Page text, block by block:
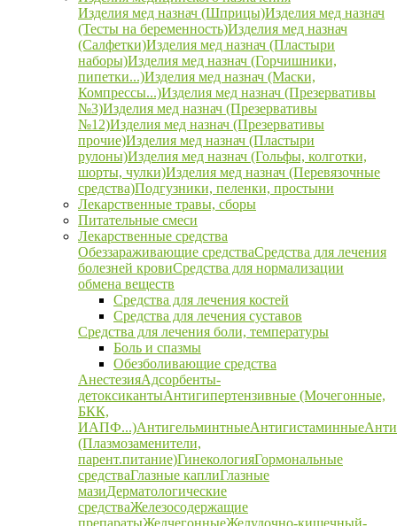
Изделия мед назнач (Шприцы)Изделия мед назнач
(Тесты на беременность)Изделия мед назнач
(Салфетки)Изделия мед назнач (Пластыри
наборы)Изделия мед назнач (Горчишники,
пипетки...)Изделия мед назнач (Маски,
Компрессы...)Изделия мед назнач (Презервативы
№3)Изделия мед назнач (Презервативы
№12)Изделия мед назнач (Презервативы
прочие)Изделия мед назнач (Пластыри
рулоны)Изделия мед назнач (Гольфы, колготки,
шорты, чулки)Изделия мед назнач (Перевязочные
средства)Подгузники, пеленки, простыни
Лекарственные травы, сборы
Питательные смеси
Лекарственные средства
Обеззараживающие средстваСредства для лечения
болезней кровиСредства для нормализации
обмена веществ
Средства для лечения костей
Средства для лечения суставов
Средства для лечения боли, температуры
Боль и спазмы
Обезболивающие средства
АнестезияАдсорбенты-
детоксикантыАнтигипертензивные (Мочегонные,
БКК,
ИАПФ...)АнтигельминтныеАнтигистаминные
(Плазмозаменители,
парент.питание)ГинекологияГормональные
средстваГлазные каплиГлазные
мазиДерматологические
средстваЖелезосодержащие